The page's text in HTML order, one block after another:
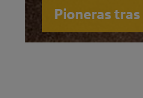
Pioneras